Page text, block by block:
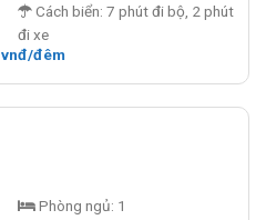
Cách biển: 7 phút đi bộ, 2 phút
đi xe
vnđ/đêmGiá
tại
1.900.000 vnđ/
Phòng ngủ: 1